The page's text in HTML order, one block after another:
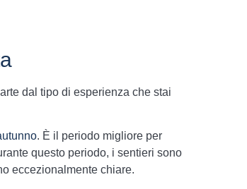
dal tipo di esperienza che stai
. È il periodo migliore per
questo periodo, i sentieri sono
eccezionalmente chiare.